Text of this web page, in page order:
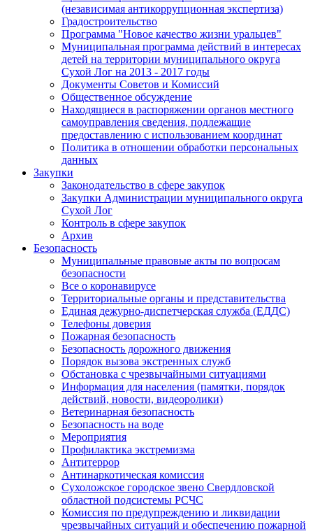
(независимая антикоррупционная экспертиза)
Градостроительство
Программа "Новое качество жизни уральцев"
Муниципальная программа действий в интересах
детей на территории муниципального округа
Сухой Лог на 2013 - 2017 годы
Документы Советов и Комиссий
Общественное обсуждение
Находящиеся в распоряжении органов местного
самоуправления сведения, подлежащие
предоставлению с использованием координат
Политика в отношении обработки персональных
данных
Закупки
Законодательство в сфере закупок
Закупки Администрации муниципального округа
Сухой Лог
Контроль в сфере закупок
Архив
Безопасность
Муниципальные правовые акты по вопросам
безопасности
Все о коронавирусе
Территориальные органы и представительства
Единая дежурно-диспетчерская служба (ЕДДС)
Телефоны доверия
Пожарная безопасность
Безопасность дорожного движения
Порядок вызова экстренных служб
Обстановка с чрезвычайными ситуациями
Информация для населения (памятки, порядок
действий, новости, видеоролики)
Ветеринарная безопасность
Безопасность на воде
Мероприятия
Профилактика экстремизма
Антитеррор
Антинаркотическая комиссия
Сухоложское городское звено Свердловской
областной подсистемы РСЧС
Комиссия по предупреждению и ликвидации
чрезвычайных ситуаций и обеспечению пожарной